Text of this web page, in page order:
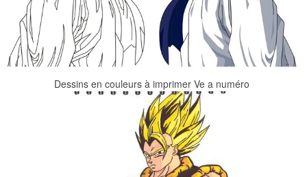
Dessins en couleurs à imprimer Ve a numéro